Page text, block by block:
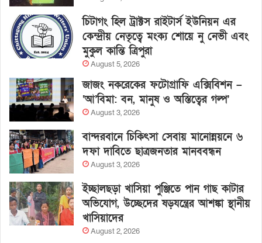
চিটাগং হিল ট্রাক্টস রাইটার্স ইউনিয়ন এর
কেন্দ্রীয় নেতৃত্বে মংক্য শোয়ে নু নেভী এবং
মুকুল কান্তি ত্রিপুরা
August 5, 2026
জাজং নকরেকের ফটোগ্রাফি এক্সিবিশন –
‘আ’বিমা: বন, মানুষ ও অস্তিত্বের গল্প’
August 3, 2026
বান্দরবানে চিকিৎসা সেবায় মানোন্নয়নে ৬
দফা দাবিতে ছাত্রজনতার মানববন্ধন
August 3, 2026
ইচ্ছালছড়া খাসিয়া পুঞ্জিতে পান গাছ কাটার
অভিযোগ, উচ্ছেদের ষড়যন্ত্রের আশঙ্কা স্থানীয়
খাসিয়াদের
August 2, 2026